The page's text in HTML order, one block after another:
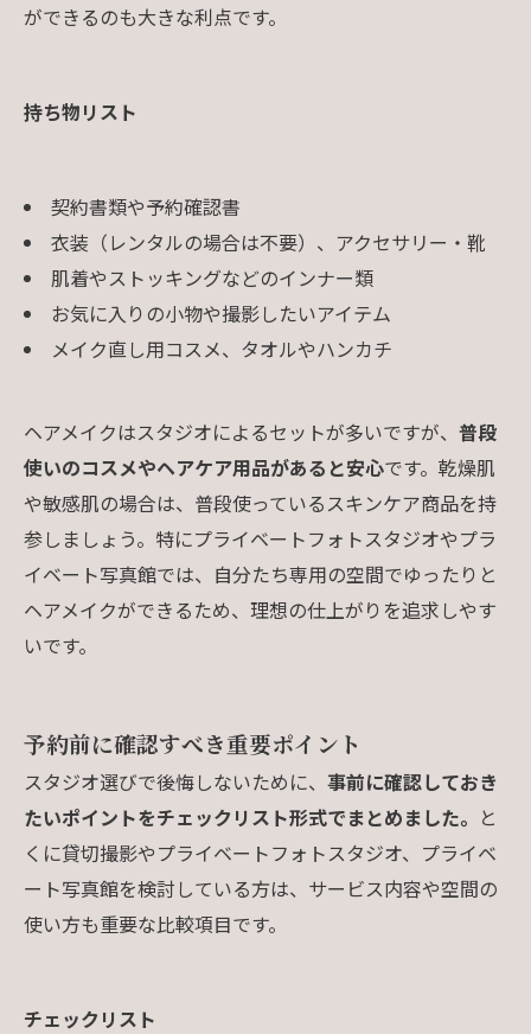
ができるのも大きな利点です。
持ち物リスト
契約書類や予約確認書
衣装（レンタルの場合は不要）、アクセサリー・靴
肌着やストッキングなどのインナー類
お気に入りの小物や撮影したいアイテム
メイク直し用コスメ、タオルやハンカチ
ヘアメイクはスタジオによるセットが多いですが、 普段
使いのコスメやヘアケア用品があると安心です。乾燥肌
や敏感肌の場合は、普段使っているスキンケア商品を持
参しましょう。特にプライベートフォトスタジオやプラ
イベート写真館では、自分たち専用の空間でゆったりと
ヘアメイクができるため、理想の仕上がりを追求しやす
いです。
予約前に確認すべき重要ポイント
スタジオ選びで後悔しないために、 事前に確認しておき
たいポイントをチェックリスト形式でまとめました。 と
くに貸切撮影やプライベートフォトスタジオ、プライベ
ート写真館を検討している方は、サービス内容や空間の
使い方も重要な比較項目です。
チェックリスト